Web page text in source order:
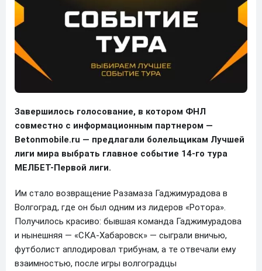
Завершилось голосование, в котором ФНЛ
совместно с информационным партнером —
Betonmobile.ru — предлагали болельщикам Лучшей
лиги мира выбрать главное событие 14-го тура
МЕЛБЕТ-Первой лиги.
Им стало возвращение Разамаза Гаджимурадова в
Волгоград, где он был одним из лидеров «Ротора».
Получилось красиво: бывшая команда Гаджимурадова
и нынешняя — «СКА-Хабаровск» — сыграли вничью,
футболист аплодировал трибунам, а те отвечали ему
взаимностью, после игры волгоградцы